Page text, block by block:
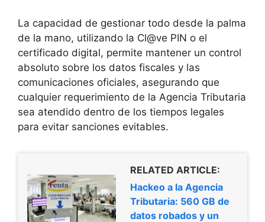
La capacidad de gestionar todo desde la palma
de la mano, utilizando la Cl@ve PIN o el
certificado digital, permite mantener un control
absoluto sobre los datos fiscales y las
comunicaciones oficiales, asegurando que
cualquier requerimiento de la Agencia Tributaria
sea atendido dentro de los tiempos legales
para evitar sanciones evitables.
RELATED ARTICLE:
Hackeo a la Agencia
Tributaria: 560 GB de
datos robados y un